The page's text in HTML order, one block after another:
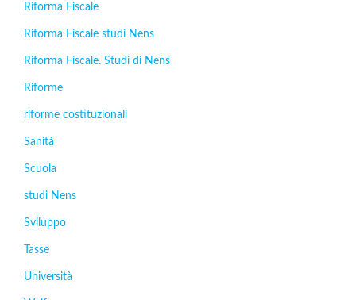
Riforma Fiscale
Riforma Fiscale studi Nens
Riforma Fiscale. Studi di Nens
Riforme
riforme costituzionali
Sanità
Scuola
studi Nens
Sviluppo
Tasse
Università